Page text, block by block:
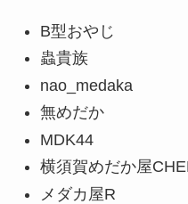
B型おやじ
蟲貴族
nao_medaka
無めだか
MDK44
横須賀めだか屋
メダカ屋R